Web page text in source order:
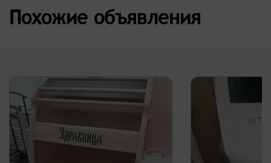
Похожие объявления